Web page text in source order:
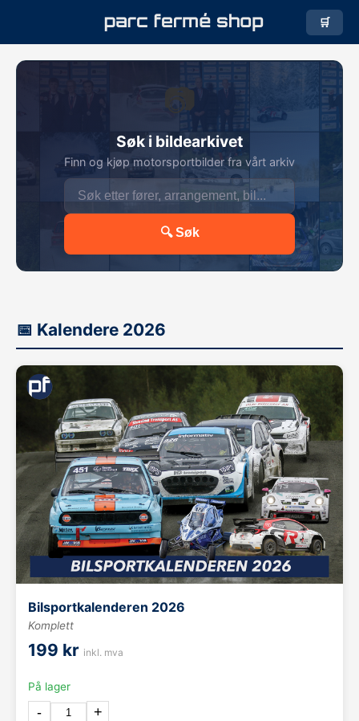
🛒
📷
Søk i bildearkivet
Finn og kjøp motorsportbilder fra vårt arkiv
🔍 Søk
📅 Kalendere 2026
Bilsportkalenderen 2026
Komplett
199 kr inkl. mva
På lager
- +